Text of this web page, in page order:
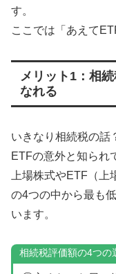
す。
ここでは「あえて
メリット1：相
なれる
いきなり相続税の話
ETFの意外と知られ
上場株式やETF（上
の4つの中から最も
います。
相続税評価額の4つの